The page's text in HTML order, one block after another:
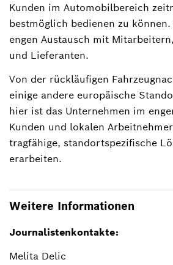
Kunden im Automobilbereich
bestmöglich bedienen zu
engen Austausch mit
und Lieferanten.
Von der rückläufigen
einige andere europäische
hier ist das Unternehmen im
Kunden und lokalen
tragfähige, standortspezifische
erarbeiten.
Weitere Informationen
Journalistenkontakte:
Melita Delic